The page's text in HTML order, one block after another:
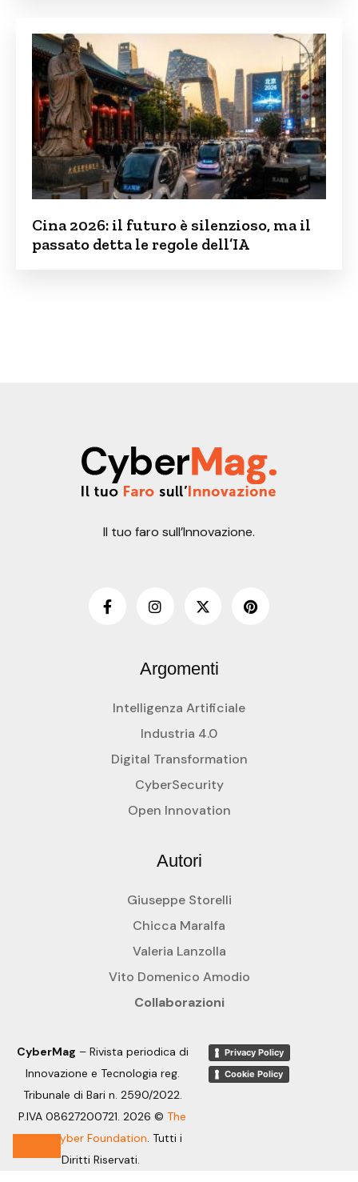
Cina 2026: il futuro è silenzioso, ma il
passato detta le regole dell’IA
Il tuo faro sull’Innovazione.
Argomenti
Intelligenza Artificiale
Industria 4.0
Digital Transformation
CyberSecurity
Open Innovation
Autori
Giuseppe Storelli
Chicca Maralfa
Valeria Lanzolla
Vito Domenico Amodio
Collaborazioni
CyberMag – Rivista periodica di
Innovazione e Tecnologia reg.
Tribunale di Bari n. 2590/2022.
P.IVA 08627200721. 2026 ©The
OpenCyber Foundation. Tutti i
Diritti Riservati.
Privacy Policy
Cookie Policy